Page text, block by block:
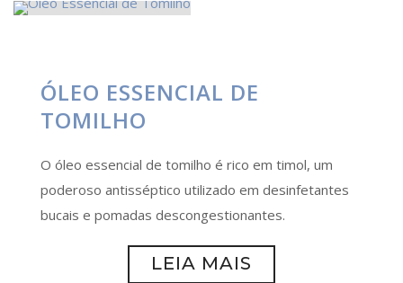
ÓLEO ESSENCIAL DE
TOMILHO
O óleo essencial de tomilho é rico em timol, um
poderoso antisséptico utilizado em desinfetantes
bucais e pomadas descongestionantes.
LEIA MAIS